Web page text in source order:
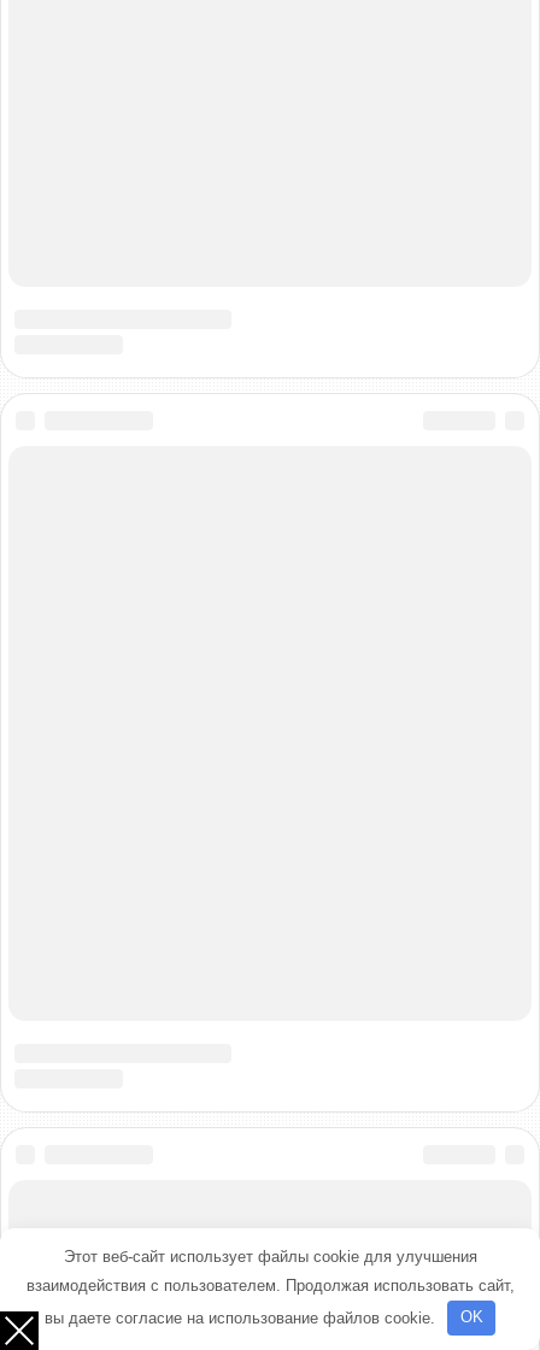
Этот веб-сайт использует файлы cookie для улучшения
взаимодействия с пользователем. Продолжая использовать сайт,
вы даете согласие на использование файлов cookie.
OK